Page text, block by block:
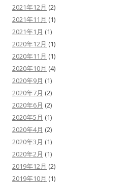
2021年12月 (2)
2021年11月 (1)
2021年1月 (1)
2020年12月 (1)
2020年11月 (1)
2020年10月 (4)
2020年9月 (1)
2020年7月 (2)
2020年6月 (2)
2020年5月 (1)
2020年4月 (2)
2020年3月 (1)
2020年2月 (1)
2019年12月 (2)
2019年10月 (1)